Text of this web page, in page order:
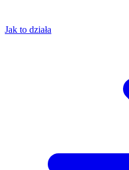
Jak to działa